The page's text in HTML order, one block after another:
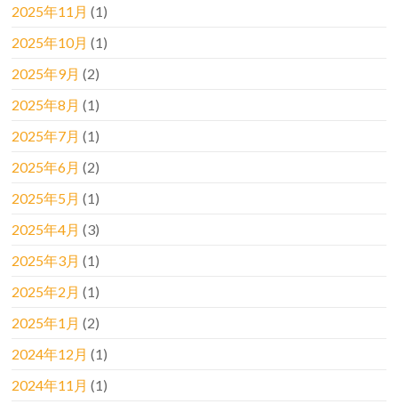
2025年11月 (1)
2025年10月 (1)
2025年9月 (2)
2025年8月 (1)
2025年7月 (1)
2025年6月 (2)
2025年5月 (1)
2025年4月 (3)
2025年3月 (1)
2025年2月 (1)
2025年1月 (2)
2024年12月 (1)
2024年11月 (1)